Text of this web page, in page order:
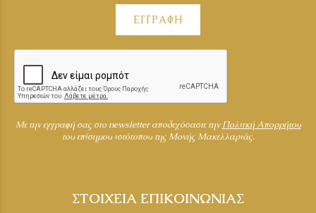
ΕΓΓΡΑΦΗ
Mε την εγγραφή σας στο newsletter αποδεχόσαστε τηνΠολιτκή Απορρήτου
του επίσημου ιστότοπου της Μονής Μακελλαριάς.
ΣΤΟΙΧΕΙΑ ΕΠΙΚΟΙΝΩΝΙΑΣ